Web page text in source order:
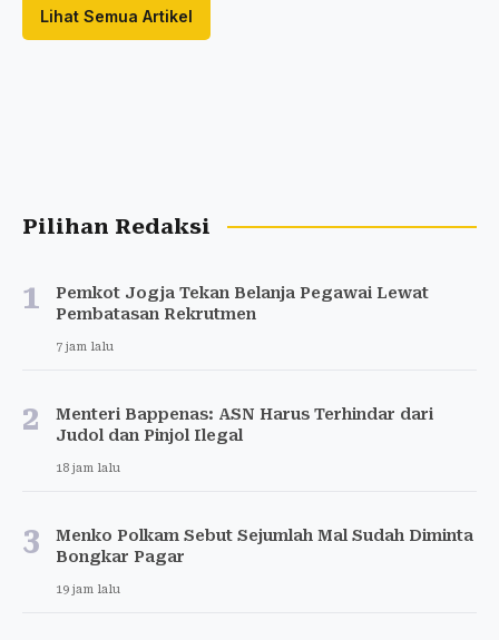
Lihat Semua Artikel
Pilihan Redaksi
1
Pemkot Jogja Tekan Belanja Pegawai Lewat
Pembatasan Rekrutmen
7 jam lalu
2
Menteri Bappenas: ASN Harus Terhindar dari
Judol dan Pinjol Ilegal
18 jam lalu
3
Menko Polkam Sebut Sejumlah Mal Sudah Diminta
Bongkar Pagar
19 jam lalu